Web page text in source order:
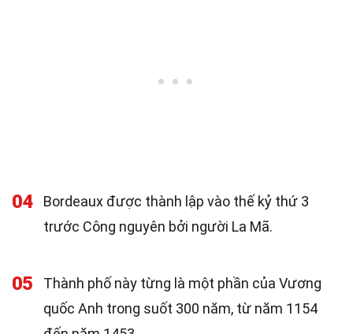
04
Bordeaux được thành lập vào thế kỷ thứ 3
trước Công nguyên bởi người La Mã.
05
Thành phố này từng là một phần của Vương
quốc Anh trong suốt 300 năm, từ năm 1154